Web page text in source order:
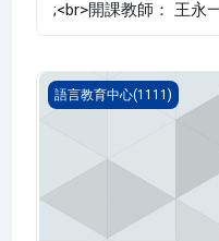
;<br>開課教師： 王永
德文 二
語言教育中心(1111)